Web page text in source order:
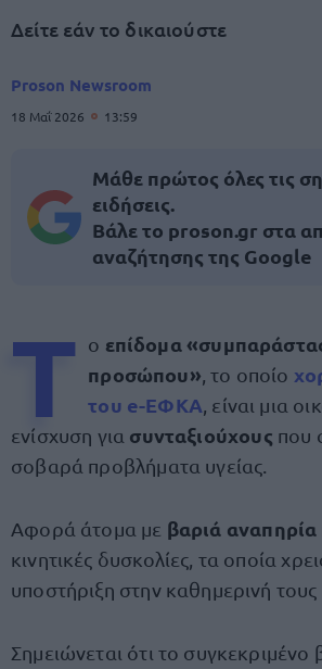
Δείτε εάν το δικαιούστε
Proson Newsroom
18 Μαΐ 2026 13:59
Μάθε πρώτος όλες τις
ειδήσεις.
Βάλε το proson.gr στα
αναζήτησης της Google
Τ ο επίδομα
προσώπου» , το οποίο
του e-ΕΦΚΑ , είναι μια
ενίσχυση για συνταξιούχους που
σοβαρά προβλήματα υγείας.
Αφορά άτομα με βαριά αναπηρία
κινητικές δυσκολίες, τα οποία
υποστήριξη στην καθημερινή τους
Σημειώνεται ότι το συγκεκριμένο